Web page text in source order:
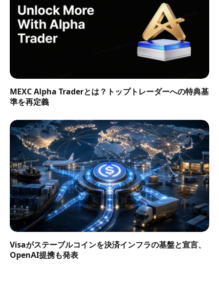
MEXC Alpha Traderとは？トップトレーダーへの特典基
準を再定義
Visaがステーブルコインを決済インフラの基盤と宣言、
OpenAI提携も発表